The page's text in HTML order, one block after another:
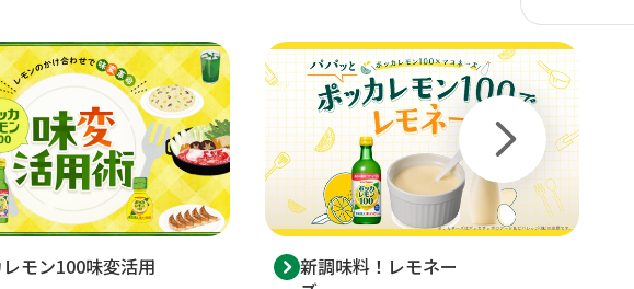
モン100味変活用
新調味料！レモネー